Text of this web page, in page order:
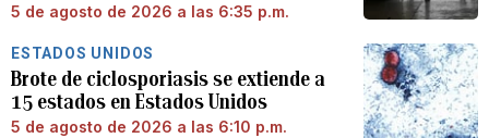
5 de agosto de 2026 a las 6:35 p.m.
ESTADOS UNIDOS
Brote de ciclosporiasis se extiende a
15 estados en Estados Unidos
5 de agosto de 2026 a las 6:10 p.m.